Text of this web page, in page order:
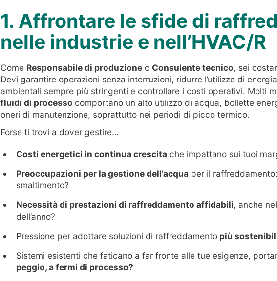
1. Affrontare le sfide di
nelle industrie e nell’HVAC/R
Come Responsabile di produzione o Consulente tecnico, sei
Devi garantire operazioni senza interruzioni, ridurre l’utilizzo di
ambientali sempre più stringenti e controllare i costi operativi. Molti
fluidi di processo comportano un alto utilizzo di acqua, bollette
oneri di manutenzione, soprattutto nei periodi di picco termico.
Forse ti trovi a dover gestire…
Costi energetici in continua crescita che impattano sui tuoi
Preoccupazioni per la gestione dell’acqua per il
smaltimento?
Necessità di prestazioni di raffreddamento affidabili, anche
dell’anno?
Pressione per adottare soluzioni di raffreddamento più
Sistemi esistenti che faticano a far fronte alle tue esigenze,
peggio, a fermi di processo?